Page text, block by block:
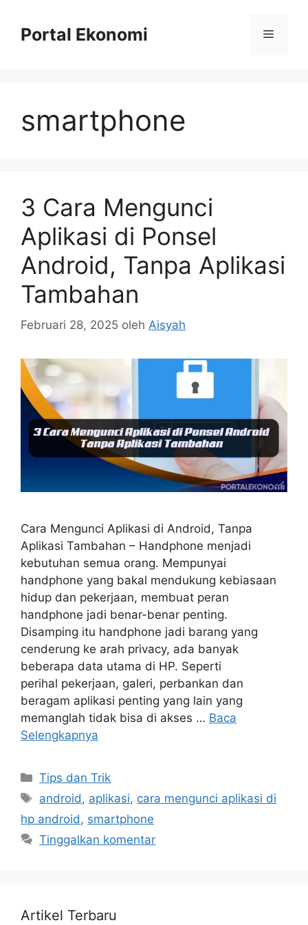
Portal Ekonomi Menu
smartphone
3 Cara Mengunci
Aplikasi di Ponsel
Android, Tanpa Aplikasi
Tambahan
Februari 28, 2025 oleh Aisyah
Cara Mengunci Aplikasi di Android, Tanpa
Aplikasi Tambahan – Handphone menjadi
kebutuhan semua orang. Mempunyai
handphone yang bakal mendukung kebiasaan
hidup dan pekerjaan, membuat peran
handphone jadi benar-benar penting.
Disamping itu handphone jadi barang yang
cenderung ke arah privacy, ada banyak
beberapa data utama di HP. Seperti
perihal pekerjaan, galeri, perbankan dan
beragam aplikasi penting yang lain yang
memanglah tidak bisa di akses … Baca
Selengkapnya
Kategori
Tips dan Trik
Tag
android , aplikasi, cara mengunci aplikasi di
hp android , smartphone
Tinggalkan komentar
Artikel Terbaru